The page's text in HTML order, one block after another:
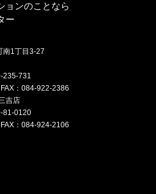
ョンのことなら
ー
南1丁目3-27
731
084-922-2386
吉店
0120
084-924-2106